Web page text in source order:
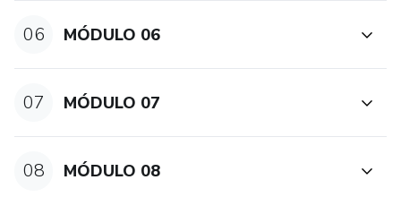
06 MÓDULO 06
07 MÓDULO 07
08 MÓDULO 08